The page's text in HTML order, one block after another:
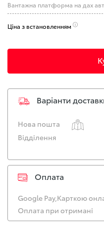
Ціна з встановленням
Варіанти
Нова пошта
Відділення
Оплата
Google Pay,Карткою
Оплата при отримані